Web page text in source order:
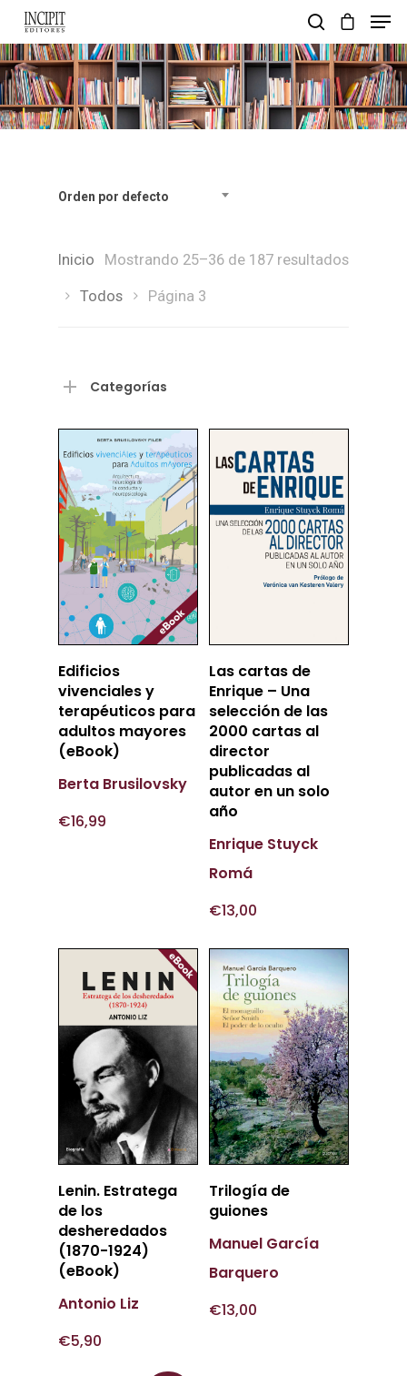
pulsa enter para buscar y esc para salir
Orden por defecto
Mostrando 25–36 de 187 resultados
Inicio
Todos Página 3
Categorías
Añadir
Al Carrito
Edificios
vivenciales y
terapéuticos para
adultos mayores
(eBook)
Berta Brusilovsky
€16,99
Añadir
Al Carrito
Las cartas de
Enrique – Una
selección de las
2000 cartas al
director
publicadas al
autor en un solo
año
Enrique Stuyck
Romá
€13,00
Añadir
Al Carrito
Lenin. Estratega
de los
desheredados
(1870-1924)
(eBook)
Antonio Liz
€5,90
Añadir
Al Carrito
Trilogía de
guiones
Manuel García
Barquero
€13,00